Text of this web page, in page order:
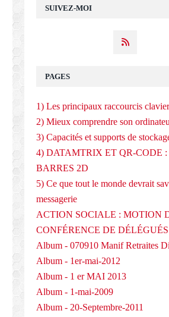
SUIVEZ-MOI
PAGES
1) Les principaux raccourcis clavier
2) Mieux comprendre son
3) Capacités et supports de
4) DATAMTRIX ET QR-CODE :
BARRES 2D
5) Ce que tout le monde devrait
messagerie
ACTION SOCIALE : MOTION
CONFÉRENCE DE DÉLÉGUÉS
Album - 070910 Manif Retraites
Album - 1er-mai-2012
Album - 1 er MAI 2013
Album - 1-mai-2009
Album - 20-Septembre-2011